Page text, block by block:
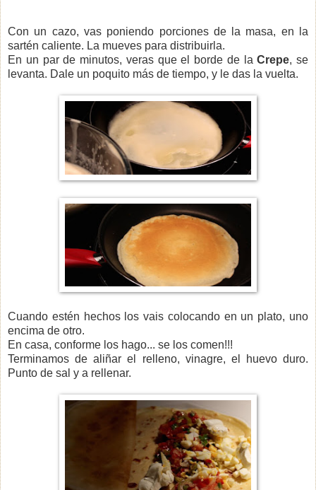
Con un cazo, vas poniendo porciones de la masa, en la
sartén caliente. La mueves para distribuirla.
En un par de minutos, veras que el borde de laCrepe, se
levanta. Dale un poquito más de tiempo, y le das la vuelta.
Cuando estén hechos los vais colocando en un plato, uno
encima de otro.
En casa, conforme los hago... se los comen!!!
Terminamos de aliñar el relleno, vinagre, el huevo duro.
Punto de sal y a rellenar.